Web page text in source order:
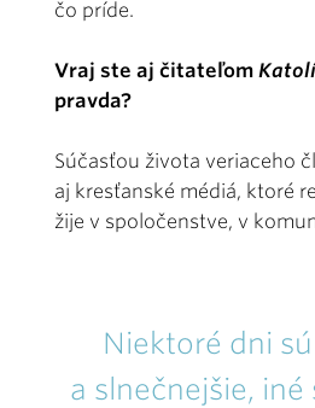
čo príde.
Vraj ste aj čitateľom
pravda?
Súčasťou života veriaceho
aj kresťanské médiá, ktoré
žije v spoločenstve, v
Niektoré dni
a slnečnejšie,